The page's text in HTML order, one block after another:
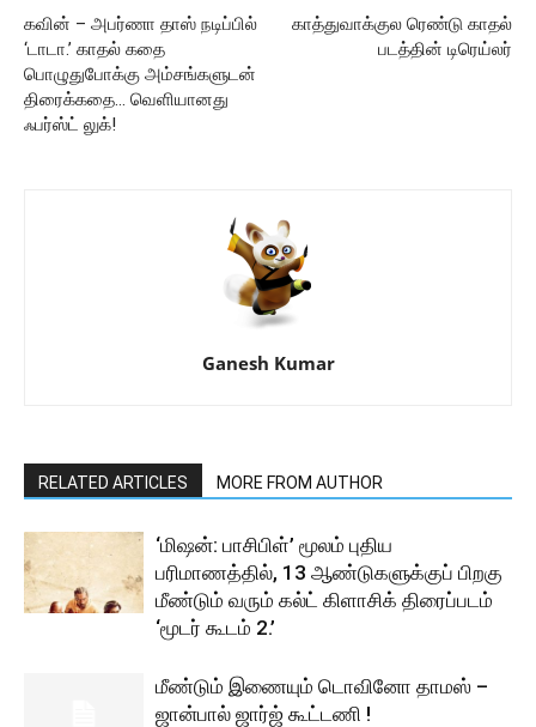
கவின் – அபர்ணா தாஸ் நடிப்பில்
‘டாடா.’ காதல் கதை
பொழுதுபோக்கு அம்சங்களுடன்
திரைக்கதை… வெளியானது
ஃபர்ஸ்ட் லுக்!
காத்துவாக்குல ரெண்டு காதல்
படத்தின் டிரெய்லர்
Ganesh Kumar
RELATED ARTICLES MORE FROM AUTHOR
‘மிஷன்: பாசிபிள்’ மூலம் புதிய
பரிமாணத்தில், 13 ஆண்டுகளுக்குப் பிறகு
மீண்டும் வரும் கல்ட் கிளாசிக் திரைப்படம்
‘மூடர் கூடம் 2.’
மீண்டும் இணையும் டொவினோ தாமஸ் –
ஜான்பால் ஜார்ஜ் கூட்டணி !